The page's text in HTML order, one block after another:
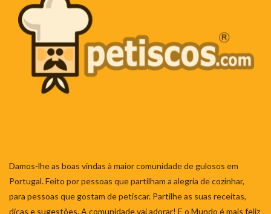
Damos-lhe as boas vindas à maior comunidade de gulosos em
Portugal. Feito por pessoas que partilham a alegria de cozinhar,
para pessoas que gostam de petiscar. Partilhe as suas receitas,
dicas e sugestões. A comunidade vai adorar! E o Mundo é mais feliz